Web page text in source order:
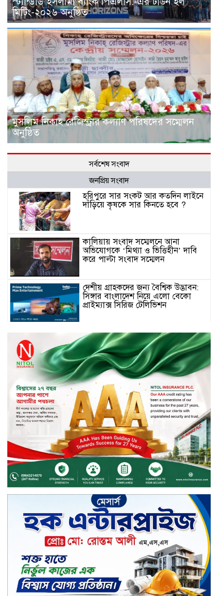
মিটিং-২০২৬ অনুষ্ঠিত
মুসলিম নিকাহ রেজিস্ট্রার কল্যাণ পরিষদের সম্মেলন
অনুষ্ঠিত
সর্বশেষ সংবাদ
জনপ্রিয় সংবাদ
হরিপুরে সার সংকট আর কতদিন লাইনে
দাঁড়িয়ে কৃষকে সার কিনতে হবে ?
কালিয়ায় সংবাদ সম্মেলনে আনা
অভিযোগকে ‘মিথ্যা ও ভিত্তিহীন’ দাবি
করে পাল্টা সংবাদ সম্মেলন
দেশীয় গ্রাহকদের জন্য বৈশ্বিক উদ্ভাবন:
সিঙ্গার বাংলাদেশ নিয়ে এলো বেকো
প্রাইম্যাক্স সিরিজ টেলিভিশন
স্মার্টফোন ডিসপ্লেতে নতুন যুগ: ০ মিমি
বর্ডারলেস কনসেপ্ট আনল টেকনো
মাধবপুরে সিএনজি ও ট্রাকের মুখোমুখি
সংঘর্ষে নিহত দুই জন
ইসলামী ব্যাংকের শরী’আহ
সুপারভাইজরি কমিটির সভা অনুষ্ঠিত
বর্ষায় মানুষের পাশে বাংলালিংক; ১০
সিটি করপোরেশনে ১২ হাজারের বেশি
রেইনকোট বিতরণ
চুয়াডাঙ্গার জীবননগর সীমান্তে
বিএসএফের ৩ জনকে পুশ-ইন চেষ্টা
প্রতিহত করল বিজিবি
সিলেট জুড়ে বিষধর সাপ গুলো জঙ্গল
ছেড়ে লোকালয়ে আশ্রয় খুঁজছে